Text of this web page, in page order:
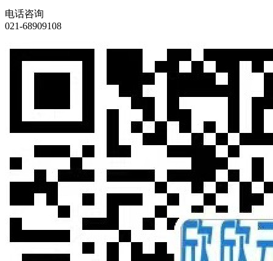
电话咨询
021-68909108